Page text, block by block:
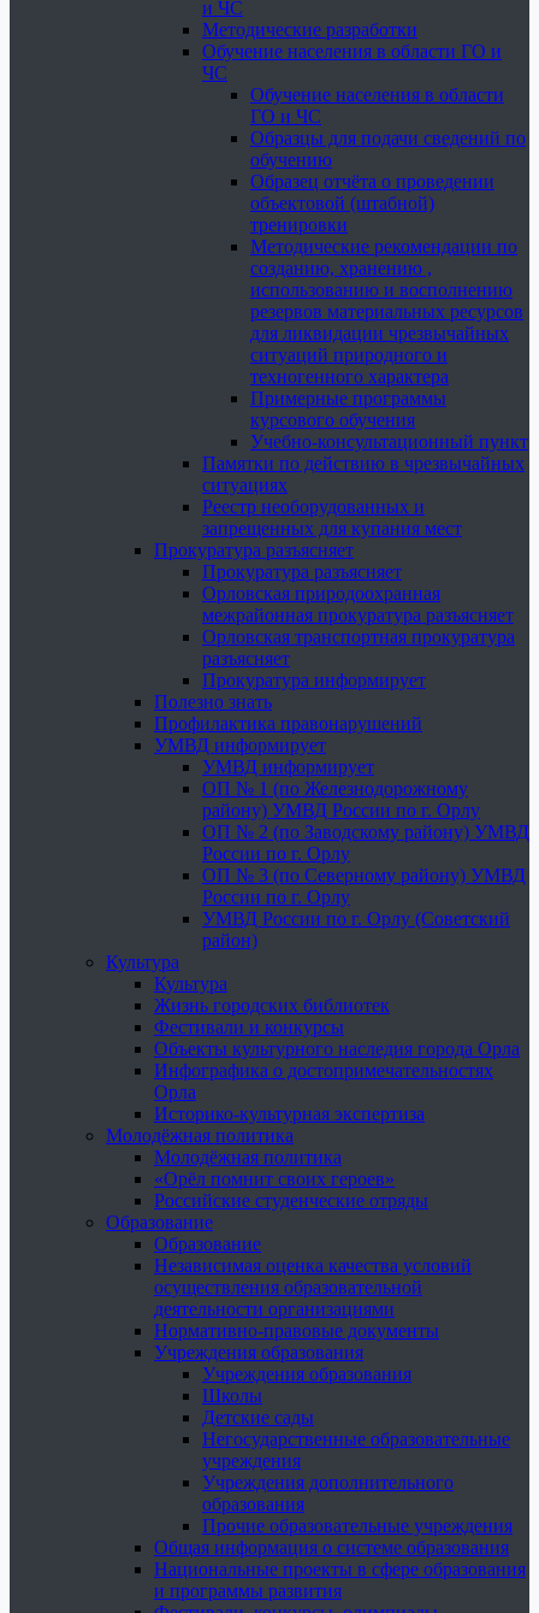
и ЧС
Методические разработки
Обучение населения в области ГО и
ЧС
Обучение населения в области
ГО и ЧС
Образцы для подачи сведений по
обучению
Образец отчёта о проведении
объектовой (штабной)
тренировки
Методические рекомендации по
созданию, хранению ,
использованию и восполнению
резервов материальных ресурсов
для ликвидации чрезвычайных
ситуаций природного и
техногенного характера
Примерные программы
курсового обучения
Учебно-консультационный пункт
Памятки по действию в чрезвычайных
ситуациях
Реестр необорудованных и
запрещенных для купания мест
Прокуратура разъясняет
Прокуратура разъясняет
Орловская природоохранная
межрайонная прокуратура разъясняет
Орловская транспортная прокуратура
разъясняет
Прокуратура информирует
Полезно знать
Профилактика правонарушений
УМВД информирует
УМВД информирует
ОП № 1 (по Железнодорожному
району) УМВД России по г. Орлу
ОП № 2 (по Заводскому району) УМВД
России по г. Орлу
ОП № 3 (по Северному району) УМВД
России по г. Орлу
УМВД России по г. Орлу (Советский
район)
Культура
Культура
Жизнь городских библиотек
Фестивали и конкурсы
Объекты культурного наследия города Орла
Инфографика о достопримечательностях
Орла
Историко-культурная экспертиза
Молодёжная политика
Молодёжная политика
«Орёл помнит своих героев»
Российские студенческие отряды
Образование
Образование
Независимая оценка качества условий
осуществления образовательной
деятельности организациями
Нормативно-правовые документы
Учреждения образования
Учреждения образования
Школы
Детские сады
Негосударственные образовательные
учреждения
Учреждения дополнительного
образования
Прочие образовательные учреждения
Общая информация о системе образования
Национальные проекты в сфере образования
и программы развития